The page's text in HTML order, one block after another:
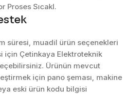
Proses Sıcakl.
süresi, muadil ürün seçenekleri
için Çetinkaya Elektroteknik
Ürünün mevcut
için pano şeması, makine
eski ürün kodu bilgisi